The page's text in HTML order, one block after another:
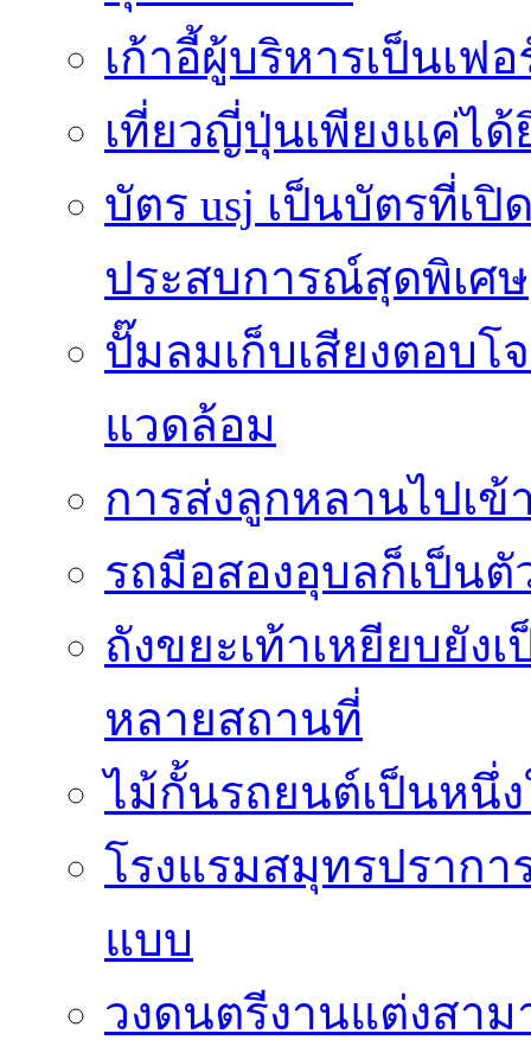
เก้าอี้ผู้บริหารเป็นเฟ
เที่ยวญี่ปุ่นเพียงแค่ไ
บัตร usj เป็นบัตรที่เ
ประสบการณ์สุดพิเศษ
ปั๊มลมเก็บเสียงตอบ
แวดล้อม
การส่งลูกหลานไปเข้
รถมือสองอุบลก็เป็น
ถังขยะเท้าเหยียบยัง
หลายสถานที่
ไม้กั้นรถยนต์เป็นหนึ่
โรงแรมสมุทรปราก
แบบ
วงดนตรีงานแต่งสา